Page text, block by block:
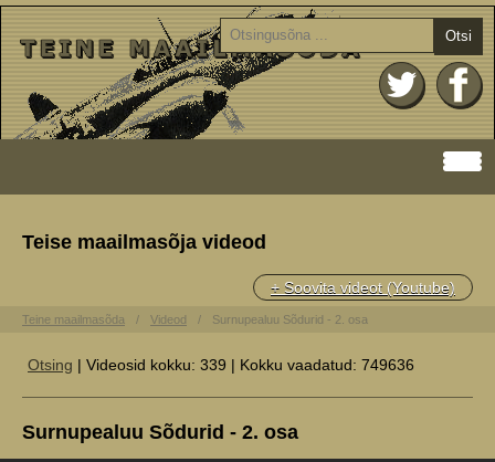
Otsi
Teise maailmasõja videod
+ Soovita videot (Youtube)
Teine maailmasõda Videod Surnupealuu Sõdurid - 2. osa
Otsing | Videosid kokku: 339 | Kokku vaadatud: 749636
Surnupealuu Sõdurid - 2. osa